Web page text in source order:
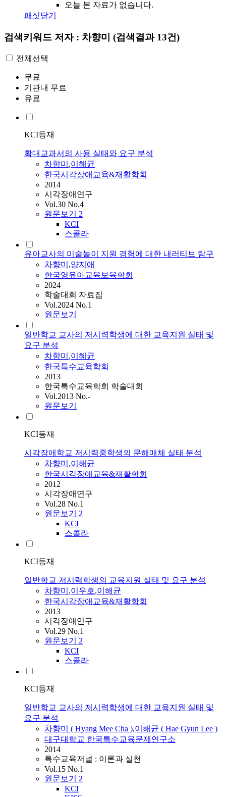
오늘 본 자료가 없습니다.
패싯닫기
검색키워드 저자 : 차향미 (검색결과 13건)
전체선택
무료
기관내 무료
유료
KCI등재
확대교과서의 사용 실태와 요구 분석
차향미 ,이해균
한국시각장애교육&재활학회
2014
시각장애연구
Vol.30 No.4
원문보기 2
KCI
스콜라
유아교사의 미술놀이 지원 경험에 대한 내러티브 탐구
차향미 ,양지애
한국영유아교육보육학회
2024
학술대회 자료집
Vol.2024 No.1
원문보기
일반학교 교사의 저시력학생에 대한 교육지원 실태 및
요구 분석
차향미 ,이혜균
한국특수교육학회
2013
한국특수교육학회 학술대회
Vol.2013 No.-
원문보기
KCI등재
시각장애학교 저시력중학생의 문해매체 실태 분석
차향미 ,이해균
한국시각장애교육&재활학회
2012
시각장애연구
Vol.28 No.1
원문보기 2
KCI
스콜라
KCI등재
일반학교 저시력학생의 교육지원 실태 및 요구 분석
차향미 ,이우호,이해균
한국시각장애교육&재활학회
2013
시각장애연구
Vol.29 No.1
원문보기 2
KCI
스콜라
KCI등재
일반학교 교사의 저시력학생에 대한 교육지원 실태 및
요구 분석
차향미
( Hyang Mee Cha ),이해균 ( Hae Gyun Lee )
대구대학교 한국특수교육문제연구소
2014
특수교육저널 : 이론과 실천
Vol.15 No.1
원문보기 2
KCI